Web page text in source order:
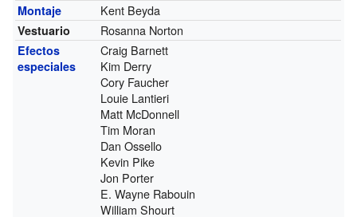
Montaje Kent Beyda
Vestuario Rosanna Norton
Efectos
especiales
Craig Barnett
Kim Derry
Cory Faucher
Louie Lantieri
Matt McDonnell
Tim Moran
Dan Ossello
Kevin Pike
Jon Porter
E. Wayne Rabouin
William Shourt